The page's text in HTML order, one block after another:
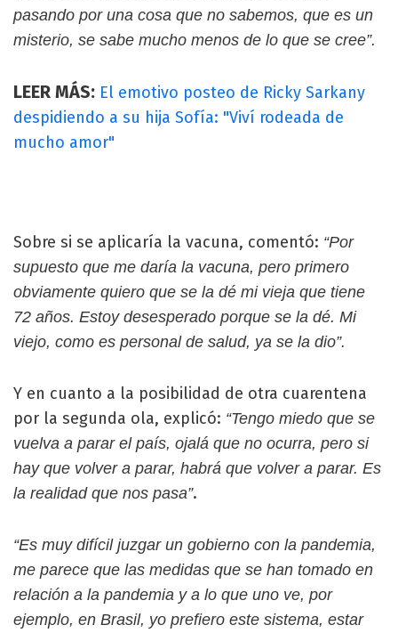
pasando por una cosa que no sabemos, que es un
misterio, se sabe mucho menos de lo que se cree”.
LEER MÁS: El emotivo posteo de Ricky Sarkany
despidiendo a su hija Sofía: "Viví rodeada de
mucho amor"
Sobre si se aplicaría la vacuna, comentó: “Por
supuesto que me daría la vacuna, pero primero
obviamente quiero que se la dé mi vieja que tiene
72 años. Estoy desesperado porque se la dé. Mi
viejo, como es personal de salud, ya se la dio”.
Y en cuanto a la posibilidad de otra cuarentena
por la segunda ola, explicó: “Tengo miedo que se
vuelva a parar el país, ojalá que no ocurra, pero si
hay que volver a parar, habrá que volver a parar. Es
la realidad que nos pasa”.
“Es muy difícil juzgar un gobierno con la pandemia,
me parece que las medidas que se han tomado en
relación a la pandemia y a lo que uno ve, por
ejemplo, en Brasil, yo prefiero este sistema, estar